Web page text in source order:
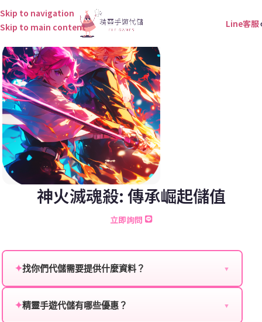
Skip to navigation
Skip to main content
Line客服
神火滅魂殺: 傳承崛起儲值
立即詢問
✦找你們代儲需要提供什麼資料？ ▼
服：
✦精靈手遊代儲有哪些優惠？ ▼